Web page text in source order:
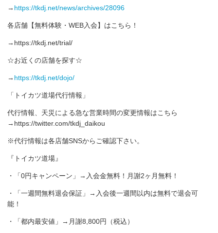
→ https://tkdj.net/news/archives/28096
各店舗【無料体験・WEB入会】はこちら！
→https://tkdj.net/trial/
☆お近くの店舗を探す☆
→ https://tkdj.net/dojo/
「トイカツ道場代行情報」
代行情報、天災による急な営業時間の変更情報はこちら
→https://twitter.com/tkdj_daikou
※代行情報は各店舗SNSからご確認下さい。
『トイカツ道場』
・「0円キャンペーン」→入会金無料！月謝2ヶ月無料！
・「一週間無料退会保証」→入会後一週間以内は無料で退会可
能！
・「都内最安値」→月謝8,800円（税込）